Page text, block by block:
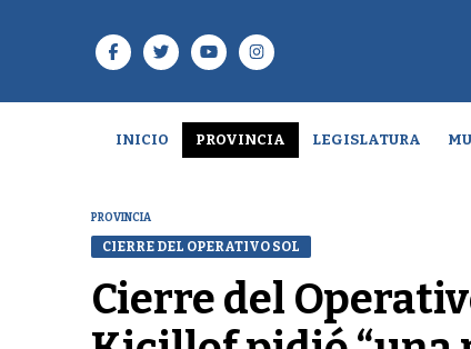
INICIO PROVINCIA LEGISLATURA
PROVINCIA
CIERRE DEL OPERATIVO SOL
Cierre del